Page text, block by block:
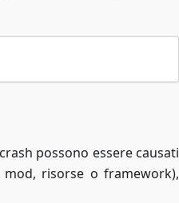
possono essere causati
risorse o framework),